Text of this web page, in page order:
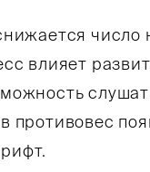
влияет
противовес